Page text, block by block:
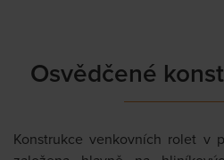
Osvědčené
Konstrukce venkovních rolet v